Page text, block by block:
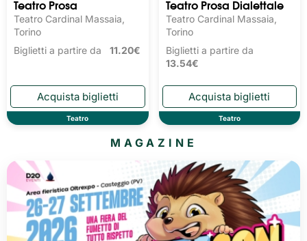
Teatro Prosa
Teatro Cardinal Massaia,
Torino
Biglietti a partire da 11.20€
Teatro
Teatro Prosa Dialettale
Teatro Cardinal Massaia,
Torino
Biglietti a partire da
13.54€
Teatro
MAGAZINE